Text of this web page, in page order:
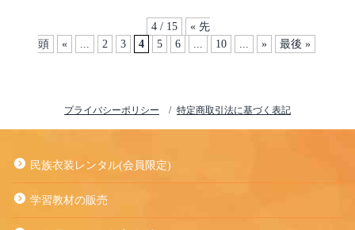
4 / 15
« 先
頭
« 2 3 4 5 6 10 » 最後 »
プライバシーポリシー 特定商取引法に基づく表記
民族衣装レンタル(会員限定)
学習教材の販売